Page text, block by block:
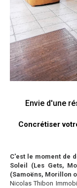
Envie d'une
Concrétiser
C'est le moment de
Soleil (Les Gets,
(Samoëns, Morillon
Nicolas Thibon